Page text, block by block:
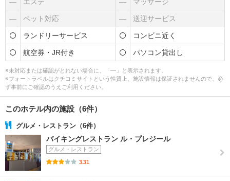
― ペット対応 ― 送迎サービス
ランドリーサービス コンビニ近く
航空券・JR付き パソコン貸出し
※未対応または確認がとれない場合に、「―」と表示されます。
※フォートラベルはクチコミサイトという性質上、施設情報は保証されませんので、必
ず事前にご確認のうえご利用ください。
このホテル内の施設（6件）
グルメ・レストラン（6件）
バイキングレストラン ル・プレジール
グルメ・レストラン
3.31